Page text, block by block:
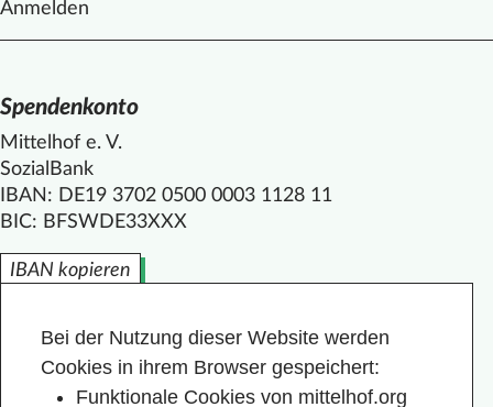
Anmelden
Spendenkonto
Mittelhof e. V.
SozialBank
IBAN: DE19 3702 0500 0003 1128 11
BIC: BFSWDE33XXX
IBAN kopieren
Bei der Nutzung dieser Website werden
Cookies in ihrem Browser gespeichert:
Funktionale Cookies von mittelhof.org